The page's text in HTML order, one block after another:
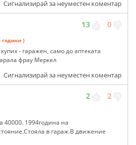
Сигнализирай за неуместен коментар
13 0
години )
- гаражен, само до аптеката
фрау Меркел
Сигнализирай за неуместен коментар
2 2
40000. 1994година на
в гараж.В движение